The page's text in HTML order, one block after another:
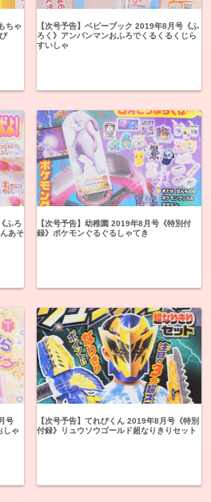
ちゃ
【次号予告】ベビーブック 2019年8月号《ふ
ろく》アンパンマンおふろでくるくるくじら
すいしゃ
ふろ
あそ
【次号予告】幼稚園 2019年8月号《特別付
録》ポケモンぐるぐるしゃてき
号
しゃ
【次号予告】てれびくん 2019年8月号《特別
付録》リュウソウゴールド超なりきりセット